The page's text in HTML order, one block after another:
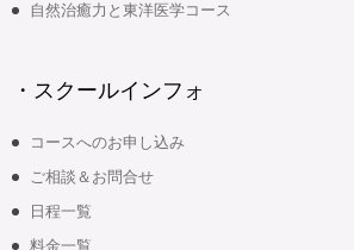
自然治癒力と東洋医学コース
・スクールインフォ
コースへのお申し込み
ご相談＆お問合せ
日程一覧
料金一覧